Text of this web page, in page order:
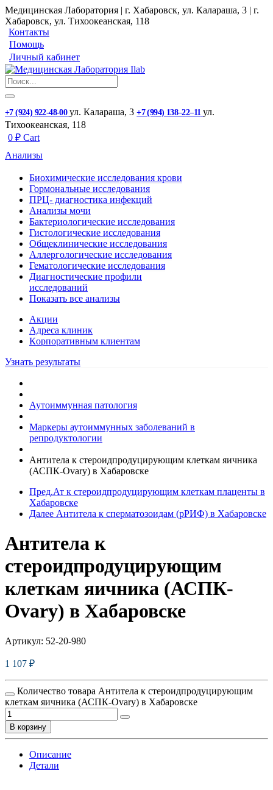
Медицинская Лаборатория | г. Хабаровск, ул. Калараша, 3 | г.
Хабаровск, ул. ​Тихоокеанская, 118
Контакты
Помощь
Личный кабинет
+7 (924) 922-48-00 ул. ​Калараша, 3 +7 (994) 138‒22‒11 ул. ​
Тихоокеанская, 118
0 ₽ Cart
Анализы
Биохимические исследования крови
Гормональные исследования
ПРЦ- диагностика инфекций
Анализы мочи
Бактериологические исследования
Гистологические исследования
Общеклинические исследования
Аллергологические исследования
Гематологические исследования
Диагностические профили
исследований
Показать все анализы
Акции
Адреса клиник
Кoрпоративным клиентам
Узнать результаты
Аутоиммунная патология
Маркеры аутоиммунных заболеваний в
репродуктологии
Антитела к стероидпродуцирующим клеткам яичника
(АСПК-Ovary) в Хабаровске
Пред.Ат к стероидпродуцирующим клеткам плаценты в
Хабаровске
Далее Антитела к сперматозоидам (рРИФ) в Хабаровске
Антитела к
стероидпродуцирующим
клеткам яичника (АСПК-
Ovary) в Хабаровске
Артикул: 52-20-980
1 107 ₽
Количество товара Антитела к стероидпродуцирующим
клеткам яичника (АСПК-Ovary) в Хабаровске
В корзину
Описание
Детали